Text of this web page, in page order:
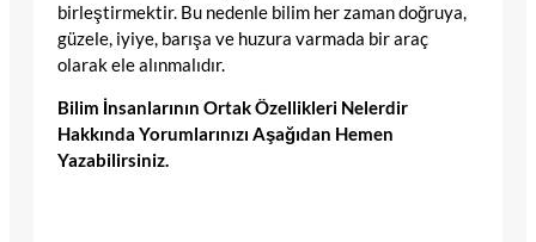
birleştirmektir. Bu nedenle bilim her zaman doğruya,
güzele, iyiye, barışa ve huzura varmada bir araç
olarak ele alınmalıdır.
Bilim İnsanlarının Ortak Özellikleri Nelerdir
Hakkında Yorumlarınızı Aşağıdan Hemen
Yazabilirsiniz.